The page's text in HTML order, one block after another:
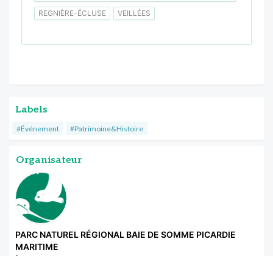
REGNIÈRE-ÉCLUSE
VEILLÉES
Labels
#Événement #Patrimoine&Histoire
Organisateur
PARC NATUREL RÉGIONAL BAIE DE SOMME PICARDIE
MARITIME